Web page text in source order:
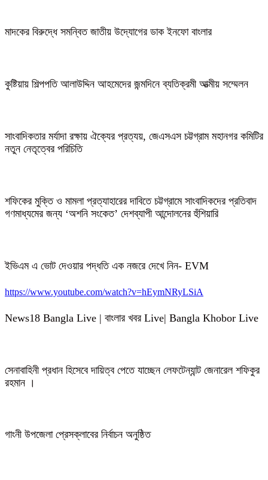
মাদকের বিরুদ্ধে সমন্বিত জাতীয় উদ্যোগের ডাক ইনফো বাংলার
কুষ্টিয়ায় শিল্পপতি আলাউদ্দিন আহমেদের জন্মদিনে ব্যতিক্রমী আত্মীয় সম্মেলন
সাংবাদিকতার মর্যাদা রক্ষায় ঐক্যের প্রত্যয়, জেএসএস চট্টগ্রাম মহানগর কমিটির
নতুন নেতৃত্বের পরিচিতি
শফিকের মুক্তি ও মামলা প্রত্যাহারের দাবিতে চট্টগ্রামে সাংবাদিকদের প্রতিবাদ
গণমাধ্যমের জন্য ‘অশনি সংকেত’ দেশব্যাপী আন্দোলনের হুঁশিয়ারি
ইভিএম এ ভোট দেওয়ার পদ্ধতি এক নজরে দেখে নিন- EVM
https://www.youtube.com/watch?v=hEymNRyLSiA
News18 Bangla Live | বাংলার খবর Live| Bangla Khobor Live
সেনাবাহিনী প্রধান হিসেবে দায়িত্ব পেতে যাচ্ছেন লেফটেন্যান্ট জেনারেল শফিকুর
রহমান ।
গাংনী উপজেলা প্রেসক্লাবের নির্বাচন অনুষ্ঠিত